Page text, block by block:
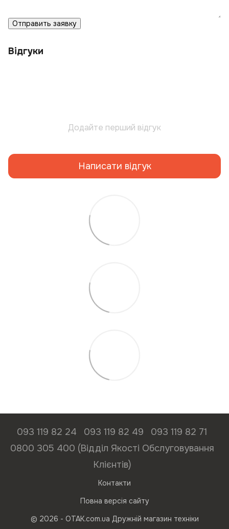
Отправить заявку
Відгуки
Додайте перший відгук
Написати відгук
093 119 82 24 093 119 82 49
093 119 82 71
0800 305 400 (Відділ Якості Обслуговування
Клієнтів)
Контакти
Повна версія сайту
© 2026 - ОТАК.com.ua Дружній магазин техніки